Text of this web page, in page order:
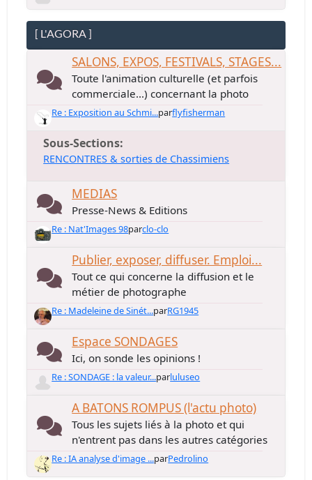
[ L'AGORA ]
SALONS, EXPOS, FESTIVALS, STAGES...
Toute l'animation culturelle (et parfois
commerciale...) concernant la photo
Re : Exposition au Schmi...parflyfisherman
Sous-Sections
RENCONTRES & sorties de Chassimiens
MEDIAS
Presse-News & Editions
Re : Nat'Images 98parclo-clo
Publier, exposer, diffuser. Emploi...
Tout ce qui concerne la diffusion et le
métier de photographe
Re : Madeleine de Sinét...parRG1945
Espace SONDAGES
Ici, on sonde les opinions !
Re : SONDAGE : la valeur...parluluseo
A BATONS ROMPUS (l'actu photo)
Tous les sujets liés à la photo et qui
n'entrent pas dans les autres catégories
Re : IA analyse d'image ...parPedrolino